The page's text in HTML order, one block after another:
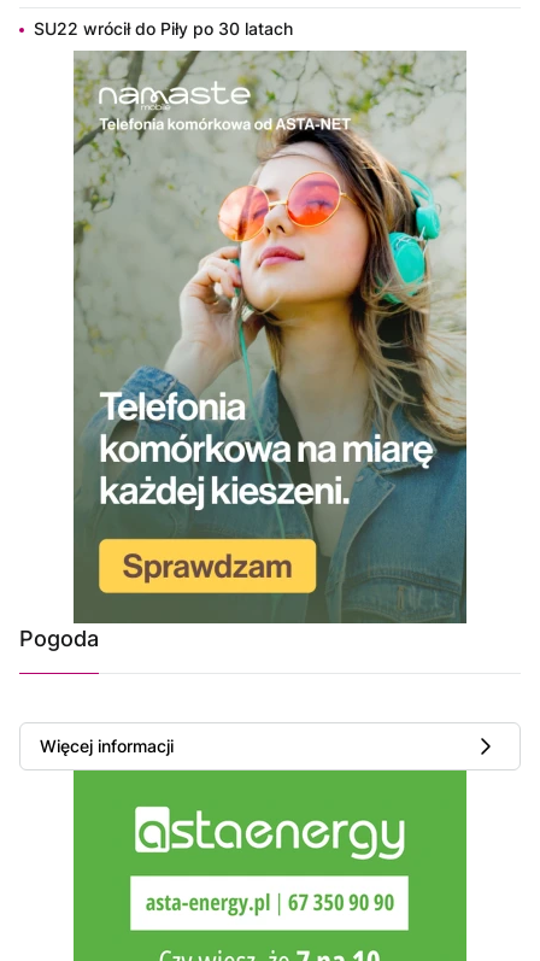
SU22 wrócił do Piły po 30 latach
Pogoda
Więcej informacji